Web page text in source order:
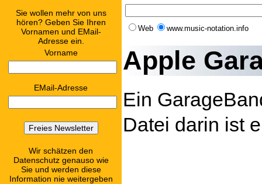
Sie wollen mehr von uns
hören? Geben Sie Ihren
Vornamen und EMail-
Adresse ein.
Vorname
EMail-Adresse
Wir schätzen den
Datenschutz genauso wie
Sie und werden diese
Information nie weitergeben
Web www.music-notation.info
Apple
Ein
Datei darin ist